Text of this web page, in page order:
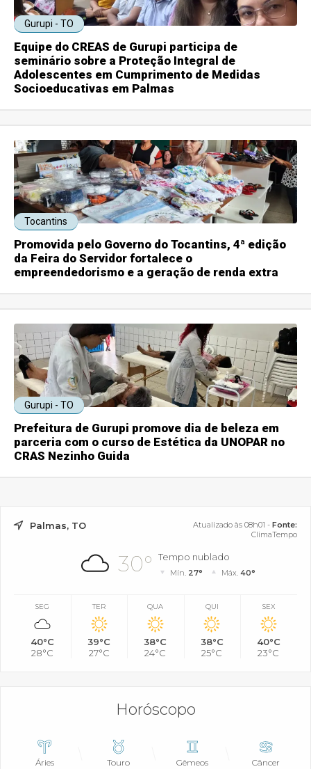
Gurupi - TO
Equipe do CREAS de Gurupi participa de
seminário sobre a Proteção Integral de
Adolescentes em Cumprimento de Medidas
Socioeducativas em Palmas
Tocantins
Promovida pelo Governo do Tocantins, 4ª edição
da Feira do Servidor fortalece o
empreendedorismo e a geração de renda extra
Gurupi - TO
Prefeitura de Gurupi promove dia de beleza em
parceria com o curso de Estética da UNOPAR no
CRAS Nezinho Guida
Palmas, TO Atualizado às 08h01 - Fonte:
ClimaTempo
30° Tempo nublado
Mín. 27° Máx.40°
SEG
40°C
28°C
TER
39°C
27°C
QUA
38°C
24°C
QUI
38°C
25°C
SEX
40°C
23°C
Horóscopo
Áries Touro Gêmeos Câncer